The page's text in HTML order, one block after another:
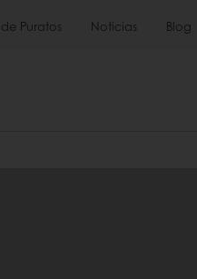
Puratos Noticias Blog